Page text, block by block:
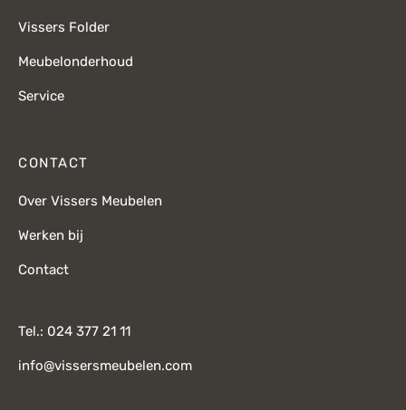
Vissers Folder
Meubelonderhoud
Service
CONTACT
Over Vissers Meubelen
Werken bij
Contact
Tel.: 024 377 21 11
info@vissersmeubelen.com